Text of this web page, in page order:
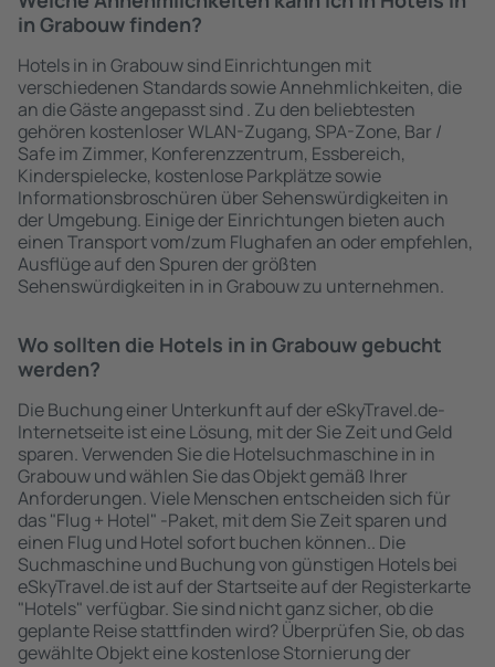
in Grabouw finden?
Hotels in in Grabouw sind Einrichtungen mit
verschiedenen Standards sowie Annehmlichkeiten, die
an die Gäste angepasst sind . Zu den beliebtesten
gehören kostenloser WLAN-Zugang, SPA-Zone, Bar /
Safe im Zimmer, Konferenzzentrum, Essbereich,
Kinderspielecke, kostenlose Parkplätze sowie
Informationsbroschüren über Sehenswürdigkeiten in
der Umgebung. Einige der Einrichtungen bieten auch
einen Transport vom/zum Flughafen an oder empfehlen,
Ausflüge auf den Spuren der größten
Sehenswürdigkeiten in in Grabouw zu unternehmen.
Wo sollten die Hotels in in Grabouw gebucht
werden?
Die Buchung einer Unterkunft auf der eSkyTravel.de-
Internetseite ist eine Lösung, mit der Sie Zeit und Geld
sparen. Verwenden Sie die Hotelsuchmaschine in in
Grabouw und wählen Sie das Objekt gemäß Ihrer
Anforderungen. Viele Menschen entscheiden sich für
das "Flug + Hotel" -Paket, mit dem Sie Zeit sparen und
einen Flug und Hotel sofort buchen können.. Die
Suchmaschine und Buchung von günstigen Hotels bei
eSkyTravel.de ist auf der Startseite auf der Registerkarte
"Hotels" verfügbar. Sie sind nicht ganz sicher, ob die
geplante Reise stattfinden wird? Überprüfen Sie, ob das
gewählte Objekt eine kostenlose Stornierung der